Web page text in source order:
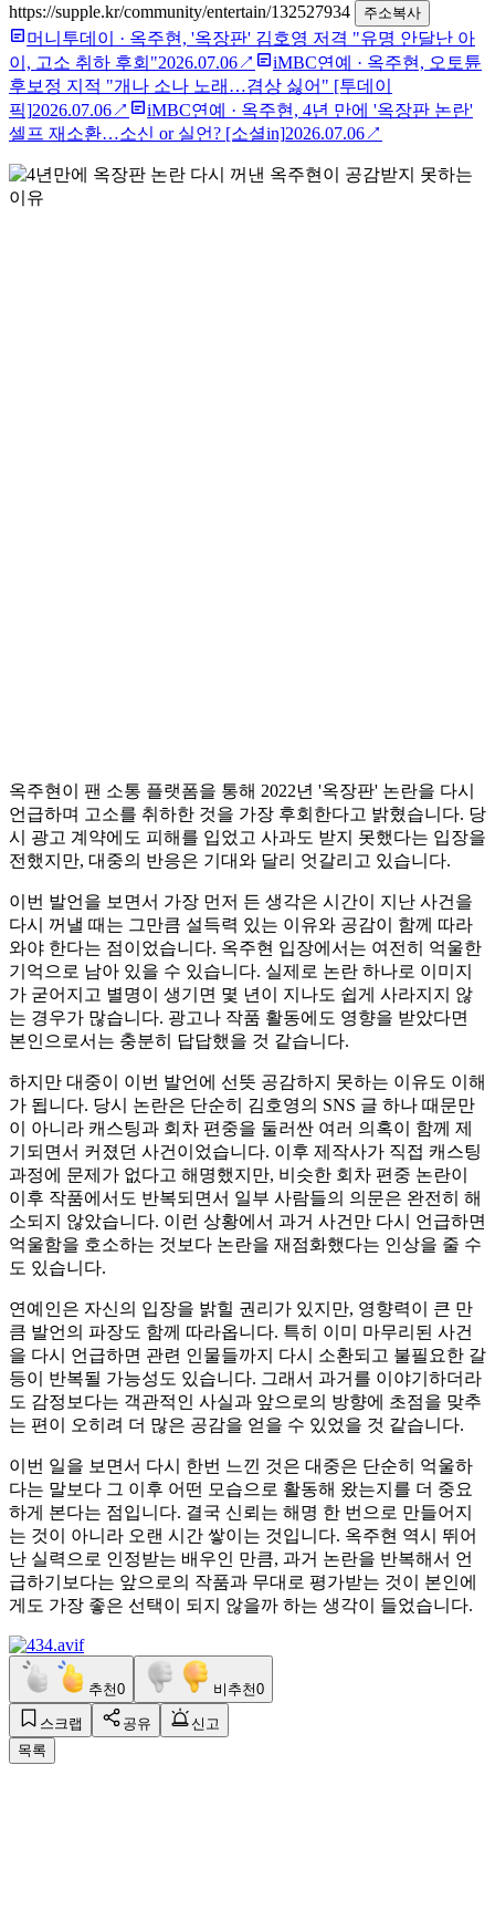
https://supple.kr/community/entertain/132527934
주소복사
머니투데이 · 옥주현, '옥장판' 김호영 저격 "유명 안달난 아
이, 고소 취하 후회"2026.07.06↗ iMBC연예 · 옥주현, 오토튠
후보정 지적 "개나 소나 노래…겸상 싫어" [투데이
픽]2026.07.06↗ iMBC연예 · 옥주현, 4년 만에 '옥장판 논란'
셀프 재소환…소신 or 실언? [소셜in]2026.07.06↗
옥주현이 팬 소통 플랫폼을 통해 2022년 '옥장판' 논란을 다시
언급하며 고소를 취하한 것을 가장 후회한다고 밝혔습니다. 당
시 광고 계약에도 피해를 입었고 사과도 받지 못했다는 입장을
전했지만, 대중의 반응은 기대와 달리 엇갈리고 있습니다.
이번 발언을 보면서 가장 먼저 든 생각은 시간이 지난 사건을
다시 꺼낼 때는 그만큼 설득력 있는 이유와 공감이 함께 따라
와야 한다는 점이었습니다. 옥주현 입장에서는 여전히 억울한
기억으로 남아 있을 수 있습니다. 실제로 논란 하나로 이미지
가 굳어지고 별명이 생기면 몇 년이 지나도 쉽게 사라지지 않
는 경우가 많습니다. 광고나 작품 활동에도 영향을 받았다면
본인으로서는 충분히 답답했을 것 같습니다.
하지만 대중이 이번 발언에 선뜻 공감하지 못하는 이유도 이해
가 됩니다. 당시 논란은 단순히 김호영의 SNS 글 하나 때문만
이 아니라 캐스팅과 회차 편중을 둘러싼 여러 의혹이 함께 제
기되면서 커졌던 사건이었습니다. 이후 제작사가 직접 캐스팅
과정에 문제가 없다고 해명했지만, 비슷한 회차 편중 논란이
이후 작품에서도 반복되면서 일부 사람들의 의문은 완전히 해
소되지 않았습니다. 이런 상황에서 과거 사건만 다시 언급하면
억울함을 호소하는 것보다 논란을 재점화했다는 인상을 줄 수
도 있습니다.
연예인은 자신의 입장을 밝힐 권리가 있지만, 영향력이 큰 만
큼 발언의 파장도 함께 따라옵니다. 특히 이미 마무리된 사건
을 다시 언급하면 관련 인물들까지 다시 소환되고 불필요한 갈
등이 반복될 가능성도 있습니다. 그래서 과거를 이야기하더라
도 감정보다는 객관적인 사실과 앞으로의 방향에 초점을 맞추
는 편이 오히려 더 많은 공감을 얻을 수 있었을 것 같습니다.
이번 일을 보면서 다시 한번 느낀 것은 대중은 단순히 억울하
다는 말보다 그 이후 어떤 모습으로 활동해 왔는지를 더 중요
하게 본다는 점입니다. 결국 신뢰는 해명 한 번으로 만들어지
는 것이 아니라 오랜 시간 쌓이는 것입니다. 옥주현 역시 뛰어
난 실력으로 인정받는 배우인 만큼, 과거 논란을 반복해서 언
급하기보다는 앞으로의 작품과 무대로 평가받는 것이 본인에
게도 가장 좋은 선택이 되지 않을까 하는 생각이 들었습니다.
추천0 비추천0
스크랩 공유
신고
목록